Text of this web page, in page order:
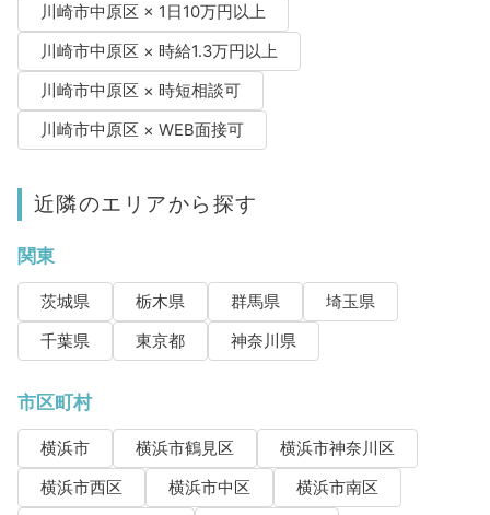
川崎市中原区 × 1日10万円以上
川崎市中原区 × 時給1.3万円以上
川崎市中原区 × 時短相談可
川崎市中原区 × WEB面接可
近隣のエリアから探す
関東
茨城県 栃木県 群馬県
埼玉県
千葉県
東京都 神奈川県
市区町村
横浜市 横浜市鶴見区
横浜市神奈川区
横浜市西区
横浜市中区
横浜市南区